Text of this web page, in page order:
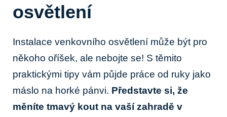
osvětlení
Instalace venkovního osvětlení⁢ může být pro
někoho oříšek, ale nebojte ⁤se! S těmito
praktickými tipy vám⁣ půjde⁢ práce od ruky jako
máslo na ‌horké pánvi. Představte‌ si, že
měníte tmavý kout na vaší zahradě‌ v